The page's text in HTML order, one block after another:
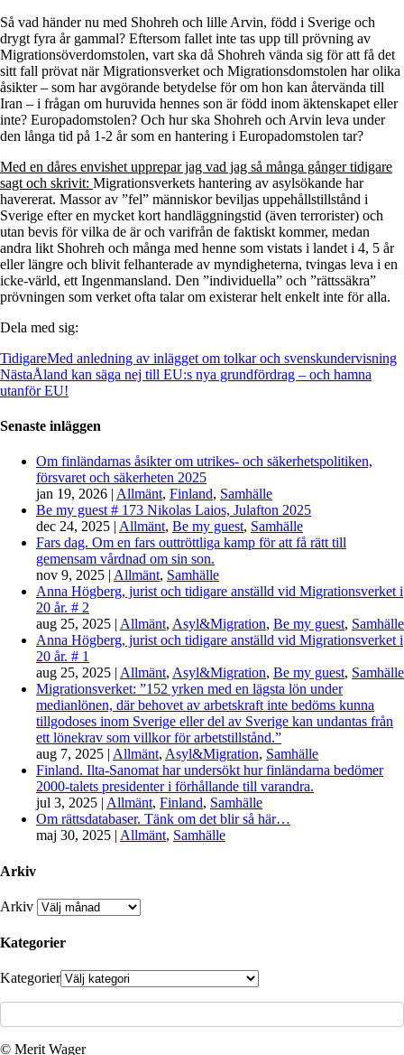
Så vad händer nu med Shohreh och lille Arvin, född i Sverige och
drygt fyra år gammal? Eftersom fallet inte tas upp till prövning av
Migrationsöverdomstolen, vart ska då Shohreh vända sig för att få det
sitt fall prövat när Migrationsverket och Migrationsdomstolen har olika
åsikter – som har avgörande betydelse för om hon kan återvända till
Iran – i frågan om huruvida hennes son är född inom äktenskapet eller
inte? Europadomstolen? Och hur ska Shohreh och Arvin leva under
den långa tid på 1-2 år som en hantering i Europadomstolen tar?
Med en dåres envishet upprepar jag vad jag så många gånger tidigare
sagt och skrivit: Migrationsverkets hantering av asylsökande har
havererat. Massor av ”fel” människor beviljas uppehållstillstånd i
Sverige efter en mycket kort handläggningstid (även terrorister) och
utan bevis för vilka de är och varifrån de faktiskt kommer, medan
andra likt Shohreh och många med henne som vistats i landet i 4, 5 år
eller längre och blivit felhanterade av myndigheterna, tvingas leva i en
icke-värld, ett Ingenmansland. Den ”individuella” och ”rättssäkra”
prövningen som verket ofta talar om existerar helt enkelt inte för alla.
Dela med sig:
TidigareMed anledning av inlägget om tolkar och svenskundervisning
NästaÅland kan säga nej till EU:s nya grundfördrag – och hamna
utanför EU!
Senaste inläggen
Om finländarnas åsikter om utrikes- och säkerhetspolitiken,
försvaret och säkerheten 2025
jan 19, 2026 | Allmänt, Finland, Samhälle
Be my guest # 173 Nikolas Laios, Julafton 2025
dec 24, 2025 | Allmänt, Be my guest, Samhälle
Fars dag. Om en fars outtröttliga kamp för att få rätt till
gemensam vårdnad om sin son.
nov 9, 2025 | Allmänt, Samhälle
Anna Högberg, jurist och tidigare anställd vid Migrationsverket i
20 år. # 2
aug 25, 2025 | Allmänt, Asyl&Migration, Be my guest, Samhälle
Anna Högberg, jurist och tidigare anställd vid Migrationsverket i
20 år. # 1
aug 25, 2025 | Allmänt, Asyl&Migration, Be my guest, Samhälle
Migrationsverket: ”152 yrken med en lägsta lön under
medianlönen, där behovet av arbetskraft inte bedöms kunna
tillgodoses inom Sverige eller del av Sverige kan undantas från
ett lönekrav som villkor för arbetstillstånd.”
aug 7, 2025 | Allmänt, Asyl&Migration, Samhälle
Finland. Ilta-Sanomat har undersökt hur finländarna bedömer
2000-talets presidenter i förhållande till varandra.
jul 3, 2025 | Allmänt, Finland, Samhälle
Om rättsdatabaser. Tänk om det blir så här…
maj 30, 2025 | Allmänt, Samhälle
Arkiv
Arkiv
Kategorier
Kategorier
© Merit Wager